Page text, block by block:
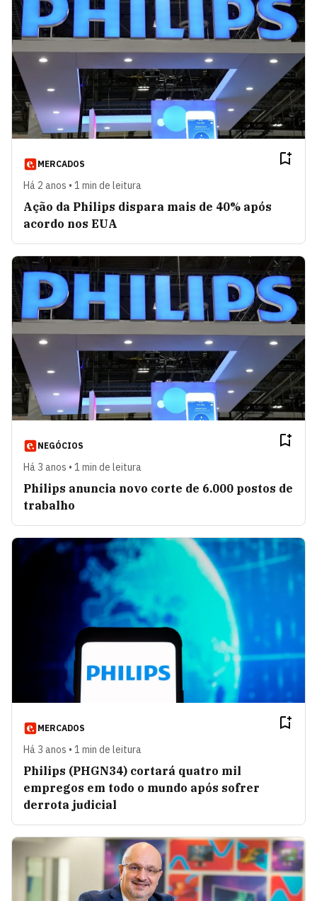
MERCADOS
Há 2 anos • 1 min de leitura
Ação da Philips dispara mais de 40% após
acordo nos EUA
NEGÓCIOS
Há 3 anos • 1 min de leitura
Philips anuncia novo corte de 6.000 postos de
trabalho
MERCADOS
Há 3 anos • 1 min de leitura
Philips (PHGN34) cortará quatro mil
empregos em todo o mundo após sofrer
derrota judicial